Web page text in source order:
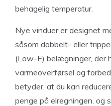
behagelig temperatur.
Nye vinduer er designet
såsom dobbelt- eller
(Low-E) belægninger, der
varmeoverførsel og
betyder, at du kan
penge på elregningen, og